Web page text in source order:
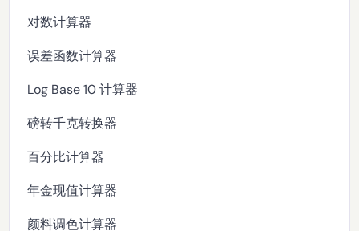
对数计算器
误差函数计算器
Log Base 10 计算器
磅转千克转换器
百分比计算器
年金现值计算器
颜料调色计算器